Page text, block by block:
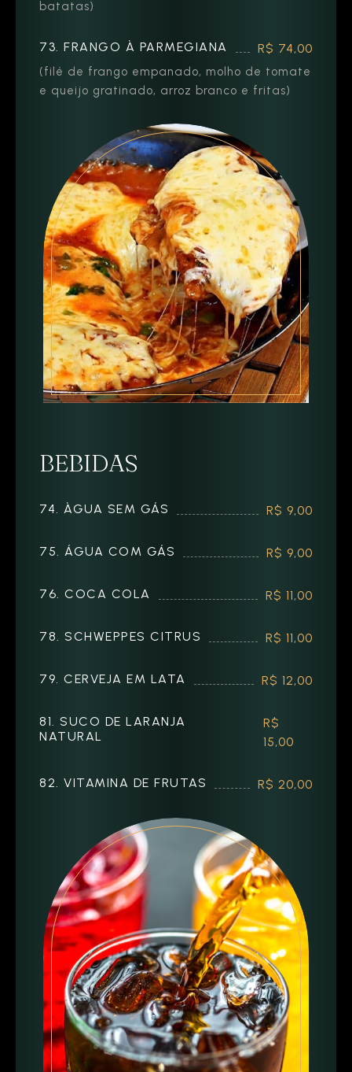
batatas)
73. FRANGO À PARMEGIANA R$ 74,00
(filé de frango empanado, molho de tomate
e queijo gratinado, arroz branco e fritas)
BEBIDAS
74. ÀGUA SEM GÁS R$ 9,00
75. ÁGUA COM GÁS R$ 9,00
76. COCA COLA R$ 11,00
78. SCHWEPPES CITRUS R$ 11,00
79. CERVEJA EM LATA R$ 12,00
81. SUCO DE LARANJA
NATURAL
R$
15,00
82. VITAMINA DE FRUTAS R$ 20,00